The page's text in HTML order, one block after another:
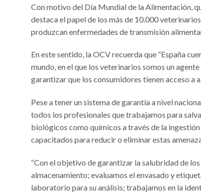
Con motivo del Día Mundial de la Alimentación,
destaca el papel de los más de 10.000
produzcan enfermedades de transmisión
En este sentido, la OCV recuerda que “España
mundo, en el que los veterinarios somos un
garantizar que los consumidores tienen acceso a
Pese a tener un sistema de garantía a nivel
todos los profesionales que trabajamos para
biológicos como químicos a través de la
capacitados para reducir o eliminar estas
“Con el objetivo de garantizar la salubridad de
almacenamiento; evaluamos el envasado y
laboratorio para su análisis; trabajamos en la